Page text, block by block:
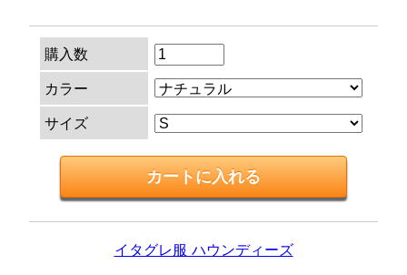
購入数
カラー
サイズ
イタグレ服 ハウンディーズ